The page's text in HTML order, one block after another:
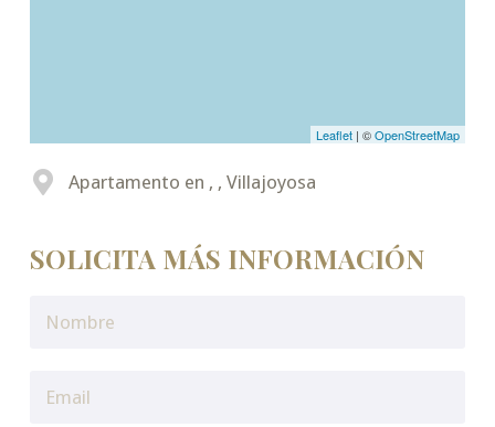
Leaflet | ©OpenStreetMap
Apartamento en , , Villajoyosa
SOLICITA MÁS INFORMACIÓN